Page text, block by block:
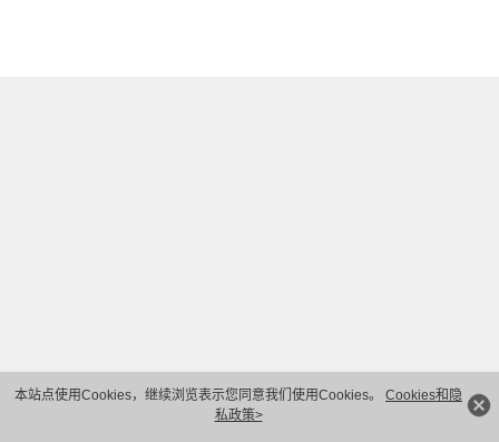
本站点使用Cookies，继续浏览表示您同意我们使用Cookies。 Cookies和隐
私政策>